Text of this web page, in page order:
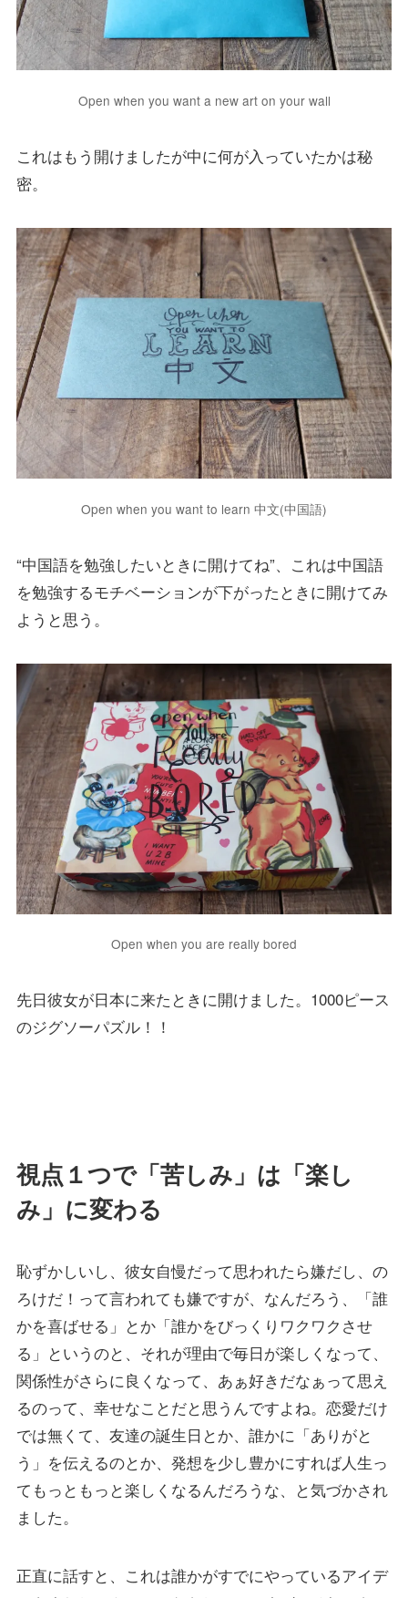
Open when you want a new art on your wall
これはもう開けましたが中に何が入っていたかは秘
密。
Open when you want to learn 中文(中国語)
“中国語を勉強したいときに開けてね”、これは中国語
を勉強するモチベーションが下がったときに開けてみ
ようと思う。
Open when you are really bored
先日彼女が日本に来たときに開けました。1000ピース
のジグソーパズル！！
視点１つで「苦しみ」は「楽し
み」に変わる
恥ずかしいし、彼女自慢だって思われたら嫌だし、の
ろけだ！って言われても嫌ですが、なんだろう、「誰
かを喜ばせる」とか「誰かをびっくりワクワクさせ
る」というのと、それが理由で毎日が楽しくなって、
関係性がさらに良くなって、あぁ好きだなぁって思え
るのって、幸せなことだと思うんですよね。恋愛だけ
では無くて、友達の誕生日とか、誰かに「ありがと
う」を伝えるのとか、発想を少し豊かにすれば人生っ
てもっともっと楽しくなるんだろうな、と気づかされ
ました。
正直に話すと、これは誰かがすでにやっているアイデ